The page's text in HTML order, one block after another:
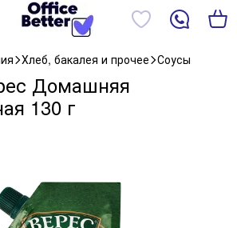
Хлеб, бакалея и прочее Соусы
Домашняя
130 г